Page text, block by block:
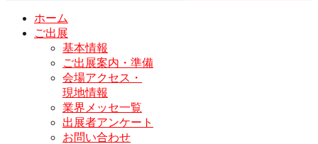
ホーム
ご出展
基本情報
ご出展案内・準備
会場アクセス・
現地情報
業界メッセ一覧
出展者アンケート
お問い合わせ